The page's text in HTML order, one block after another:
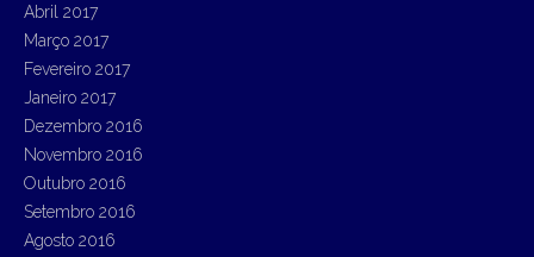
Abril 2017
Março 2017
Fevereiro 2017
Janeiro 2017
Dezembro 2016
Novembro 2016
Outubro 2016
Setembro 2016
Agosto 2016